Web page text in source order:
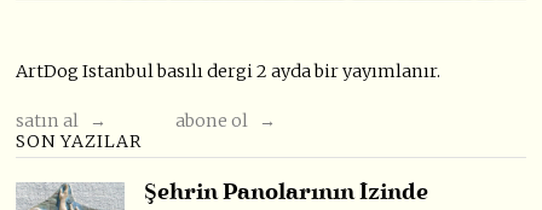
ArtDog Istanbul basılı dergi 2 ayda bir yayımlanır.
satın al →
abone ol →
SON YAZILAR
Şehrin Panolarının İzinde